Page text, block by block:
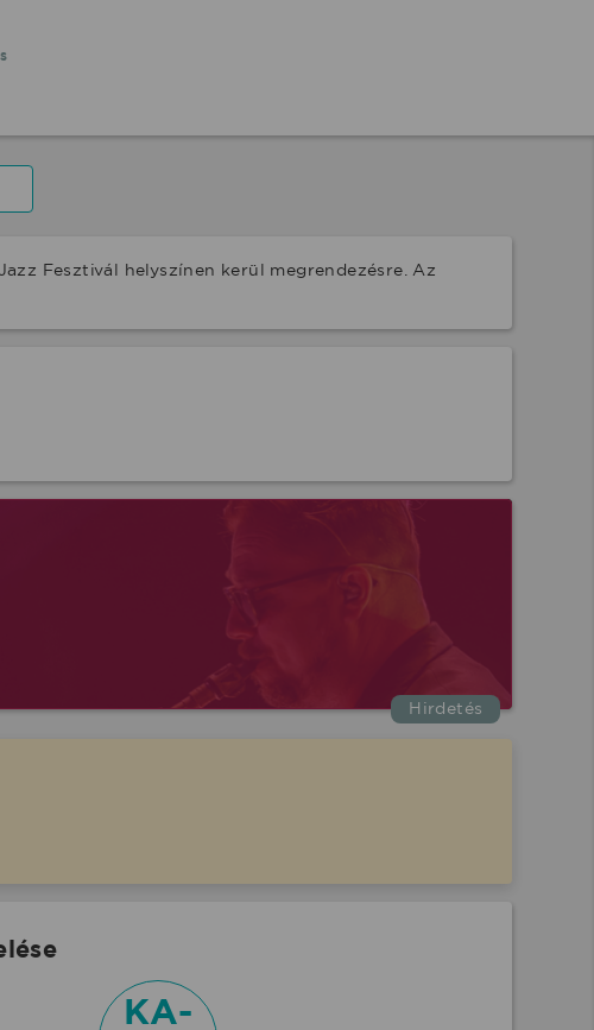
Fesztivál helyszínen kerül megrendezésre. Az
Hirdetés
KA-